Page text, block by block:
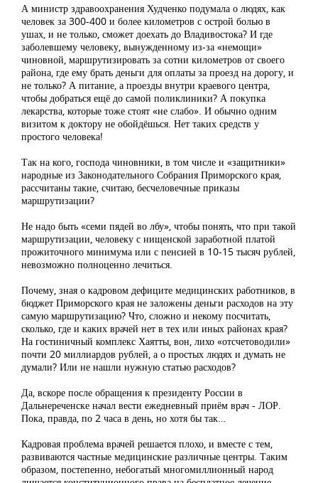
А министр здравоохранения Худченко подумала о людях, как
человек за 300-400 и более километров с острой болью в
ушах, и не только, сможет доехать до Владивостока? И где
заболевшему человеку, вынужденному из-за «немощи»
чиновной, маршрутизировать за сотни километров от своего
района, где ему брать деньги для оплаты за проезд на дорогу, и
не только? А питание, а проезды внутри краевого центра,
чтобы добраться ещё до самой поликлиники? А покупка
лекарства, которые тоже стоят «не слабо». И обычно одним
визитом к доктору не обойдёшься. Нет таких средств у
простого человека!
Так на кого, господа чиновники, в том числе и «защитники»
народные из Законодательного Собрания Приморского края,
рассчитаны такие, считаю, бесчеловечные приказы
маршрутизации?
Не надо быть «семи пядей во лбу», чтобы понять, что при такой
маршрутизации, человеку с нищенской заработной платой
прожиточного минимума или с пенсией в 10-15 тысяч рублей,
невозможно полноценно лечиться.
Почему, зная о кадровом дефиците медицинских работников, в
бюджет Приморского края не заложены деньги расходов на эту
самую маршрутизацию? Что, сложно и некому посчитать,
сколько, где и каких врачей нет в тех или иных районах края?
На гостиничный комплекс Хаятты, вон, лихо «отсчетоводили»
почти 20 миллиардов рублей, а о простых людях и думать не
думали? Или не нашли нужную статью расходов?
Да, вскоре после обращения к президенту России в
Дальнереченске начал вести ежедневный приём врач - ЛОР.
Пока, правда, по 2 часа в день, но хотя бы так…
Кадровая проблема врачей решается плохо, и вместе с тем,
развиваются частные медицинские различные центры. Таким
образом, постепенно, небогатый многомиллионный народ